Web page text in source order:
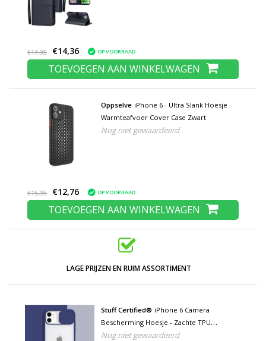
€17,95 €14,36 OP VOORRAAD
TOEVOEGEN AAN WINKELWAGEN
Oppselve iPhone 6 - Ultra Slank Hoesje
Warmteafvoer Cover Case Zwart
Nog niet gewaardeerd
€15,95 €12,76 OP VOORRAAD
TOEVOEGEN AAN WINKELWAGEN
LAGE PRIJZEN EN RUIM ASSORTIMENT
Stuff Certified® iPhone 6 Camera
Bescherming Hoesje - Zachte TPU
Transparante Lens Case Cover
Nog niet gewaardeerd